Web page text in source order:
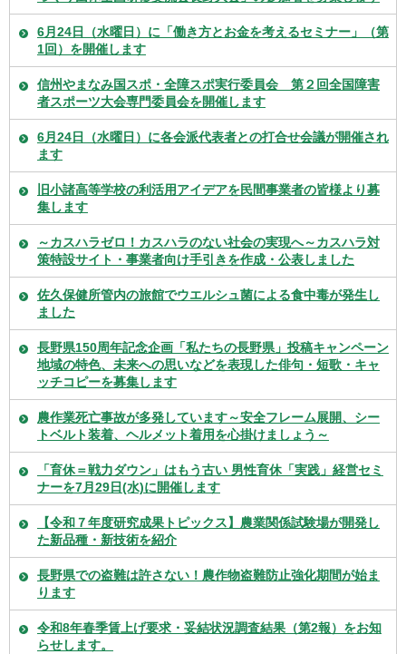
6月24日（水曜日）に「働き方とお金を考えるセミナー」（第
1回）を開催します
信州やまなみ国スポ・全障スポ実行委員会 第２回全国障害
者スポーツ大会専門委員会を開催します
6月24日（水曜日）に各会派代表者との打合せ会議が開催され
ます
旧小諸高等学校の利活用アイデアを民間事業者の皆様より募
集します
～カスハラゼロ！カスハラのない社会の実現へ～カスハラ対
策特設サイト・事業者向け手引きを作成・公表しました
佐久保健所管内の旅館でウエルシュ菌による食中毒が発生し
ました
長野県150周年記念企画「私たちの長野県」投稿キャンペーン
​​​​​​​地域の特色、未来への思いなどを表現した俳句・短歌・キャ
ッチコピーを募集します
農作業死亡事故が多発しています～安全フレーム展開、シー
トベルト装着、ヘルメット着用を心掛けましょう～
「育休＝戦力ダウン」はもう古い 男性育休「実践」経営セミ
ナーを7月29日(水)に開催します
【令和７年度研究成果トピックス】農業関係試験場が開発し
た新品種・新技術を紹介
長野県での盗難は許さない！農作物盗難防止強化期間が始ま
ります
令和8年春季賃上げ要求・妥結状況調査結果（第2報）をお知
らせします。